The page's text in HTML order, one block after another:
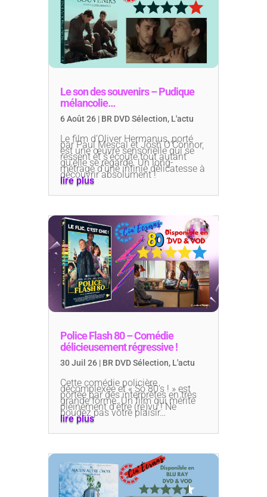
Le son des souvenirs – Pudique
mélancolie…
6 Août 26| BR DVD Sélection, L'actu
Le film d’Oliver Hermanus, porté
par Paul Mescal et Josh O’Connor,
est une œuvre sensorielle qui se
ressent et s’écoute tout autant
qu’elle se regarde. Un long-
métrage d’une infinie délicatesse à
découvrir absolument !
lire plus
Police Flash 80 – Comédie
délicieusement régressive !
30 Juil 26| BR DVD Sélection, L'actu
Cette comédie policière
décomplexée et « So 80’s ! » est
portée par des interprètes en très
grande forme. Un film qui mérite
pleinement d’être (re)vu ! Ne
boudez pas votre plaisir…
lire plus